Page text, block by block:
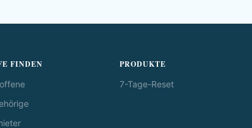
FINDEN
PRODUKTE
7-Tage-Reset